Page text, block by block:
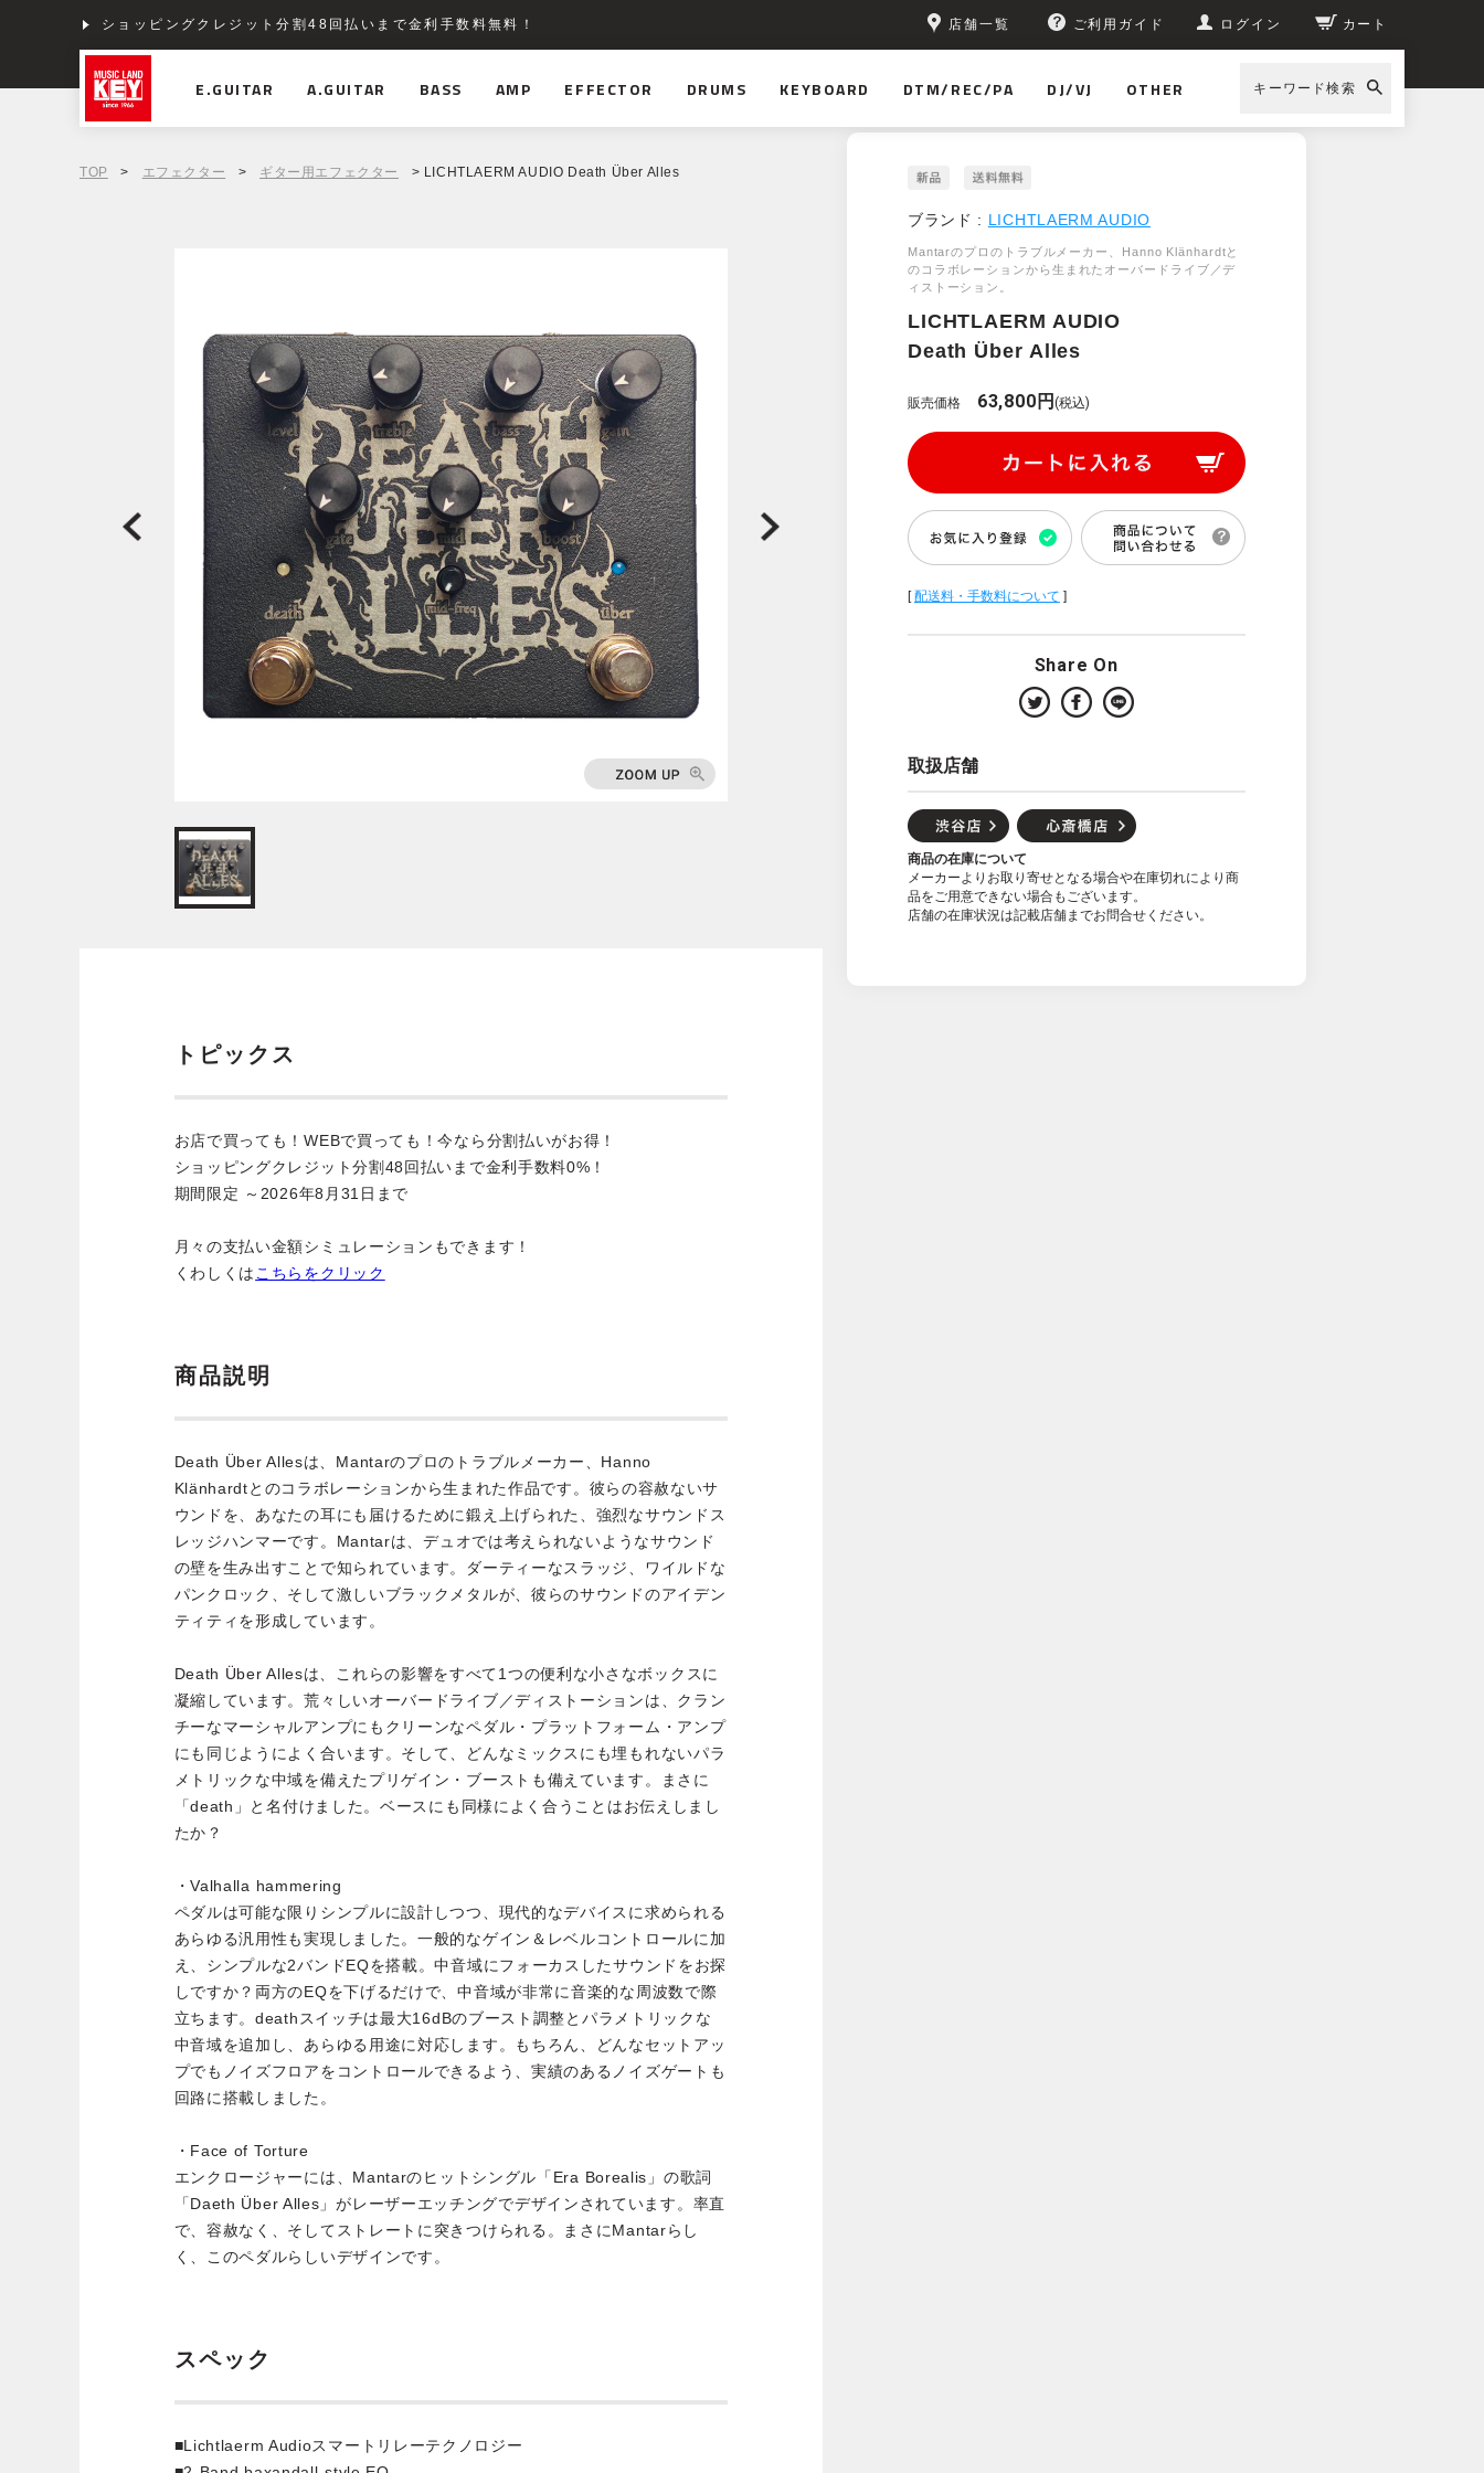
ショッピングクレジット分割48回払いまで金利手数料無料！ 店舗一覧 ご利用ガイド ログイン カート
E.GUITAR A.GUITAR BASS AMP EFFECTOR DRUMS KEYBOARD DTM/REC/PA DJ/VJ OTHER キーワード検索
TOP > エフェクター > ギター用エフェクター > LICHTLAERM AUDIO Death Über Alles
ブランド : LICHTLAERM AUDIO
Mantarのプロのトラブルメーカー、Hanno Klänhardtと
のコラボレーションから生まれたオーバードライブ／デ
ィストーション。
LICHTLAERM AUDIO
Death Über Alles
販売価格 63,800円(税込)
[配送料・手数料について ]
Share On
取扱店舗
商品の在庫について
メーカーよりお取り寄せとなる場合や在庫切れにより商
品をご用意できない場合もございます。
店舗の在庫状況は記載店舗までお問合せください。
トピックス
お店で買っても！WEBで買っても！今なら分割払いがお得！
ショッピングクレジット分割48回払いまで金利手数料0%！
期間限定 ～2026年8月31日まで
月々の支払い金額シミュレーションもできます！
くわしくは こちらをクリック
商品説明
Death Über Allesは、Mantarのプロのトラブルメーカー、Hanno
Klänhardtとのコラボレーションから生まれた作品です。彼らの容赦ないサ
ウンドを、あなたの耳にも届けるために鍛え上げられた、強烈なサウンドス
レッジハンマーです。Mantarは、デュオでは考えられないようなサウンド
の壁を生み出すことで知られています。ダーティーなスラッジ、ワイルドな
パンクロック、そして激しいブラックメタルが、彼らのサウンドのアイデン
ティティを形成しています。
Death Über Allesは、これらの影響をすべて1つの便利な小さなボックスに
凝縮しています。荒々しいオーバードライブ／ディストーションは、クラン
チーなマーシャルアンプにもクリーンなペダル・プラットフォーム・アンプ
にも同じようによく合います。そして、どんなミックスにも埋もれないパラ
メトリックな中域を備えたプリゲイン・ブーストも備えています。まさに
「death」と名付けました。ベースにも同様によく合うことはお伝えしまし
たか？
・Valhalla hammering
ペダルは可能な限りシンプルに設計しつつ、現代的なデバイスに求められる
あらゆる汎用性も実現しました。一般的なゲイン＆レベルコントロールに加
え、シンプルな2バンドEQを搭載。中音域にフォーカスしたサウンドをお探
しですか？両方のEQを下げるだけで、中音域が非常に音楽的な周波数で際
立ちます。deathスイッチは最大16dBのブースト調整とパラメトリックな
中音域を追加し、あらゆる用途に対応します。もちろん、どんなセットアッ
プでもノイズフロアをコントロールできるよう、実績のあるノイズゲートも
回路に搭載しました。
・Face of Torture
エンクロージャーには、Mantarのヒットシングル「Era Borealis」の歌詞
「Daeth Über Alles」がレーザーエッチングでデザインされています。率直
で、容赦なく、そしてストレートに突きつけられる。まさにMantarらし
く、このペダルらしいデザインです。
スペック
■Lichtlaerm Audioスマートリレーテクノロジー